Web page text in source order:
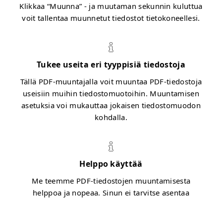
Klikkaa “Muunna” - ja muutaman sekunnin kuluttua
voit tallentaa muunnetut tiedostot tietokoneellesi.
Tukee useita eri tyyppisiä tiedostoja
Tällä PDF-muuntajalla voit muuntaa PDF-tiedostoja
useisiin muihin tiedostomuotoihin. Muuntamisen
asetuksia voi mukauttaa jokaisen tiedostomuodon
kohdalla.
Helppo käyttää
Me teemme PDF-tiedostojen muuntamisesta
helppoa ja nopeaa. Sinun ei tarvitse asentaa